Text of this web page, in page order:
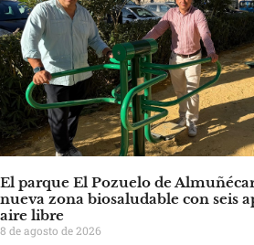
El parque El Pozuelo de
nueva zona biosaludable con seis
aire libre
8 de agosto de 2026